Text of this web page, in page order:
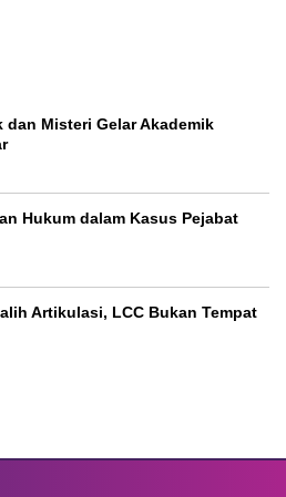
Misteri Gelar Akademik
Hukum dalam Kasus Pejabat
Artikulasi, LCC Bukan Tempat